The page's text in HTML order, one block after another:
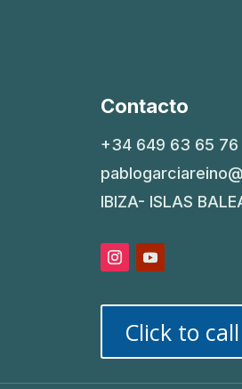
Contacto
+34 649 63 65 76
IBIZA- ISLAS
Click to call